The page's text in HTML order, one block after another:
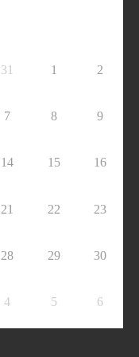
31 1 2
7 8 9
14 15 16
21 22 23
28 29 30
4 5 6